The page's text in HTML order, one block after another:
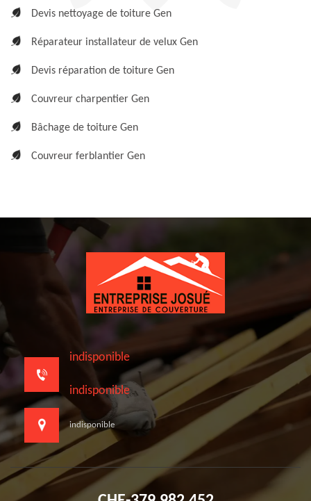
Devis nettoyage de toiture Gen
Réparateur installateur de velux Gen
Devis réparation de toiture Gen
Couvreur charpentier Gen
Bâchage de toiture Gen
Couvreur ferblantier Gen
indisponible
indisponible
indisponible